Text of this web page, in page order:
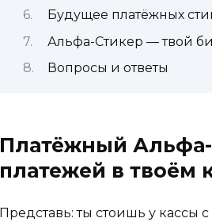
Будущее платёжных
Альфа-Стикер — твой
Вопросы и ответы
Платёжный Альфа-
платежей в твоём
Представь: ты стоишь у кассы